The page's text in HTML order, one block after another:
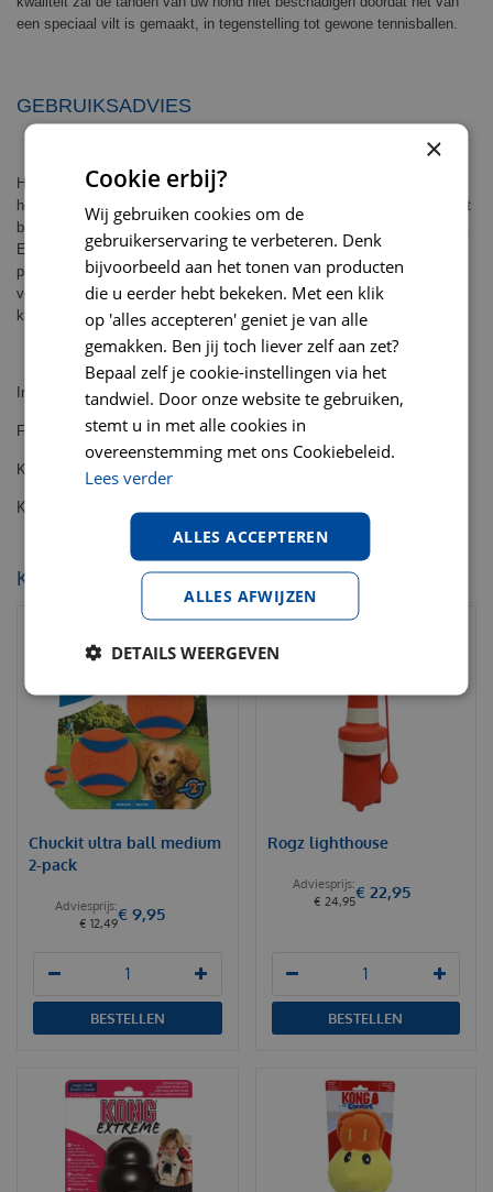
een speciaal vilt is gemaakt, in tegenstelling tot gewone tennisballen.
GEBRUIKSADVIES
Het hondenspeelgoed van Kong is sterk maar niet onverwoestbaar,
houd toezicht als uw hond ermee speelt. Vervang het speelgoed als het
beschadigd is om schade voor uw hond of leefomgeving te voorkomen.
Er zit geen slijtgarantie op hondenspeelgoed! Leg het af en toe een
poosje weg, zodat uw hond het weer spannend vindt als u het na
verloop van tijd teruggeeft. Dit hondenspeelgoed is niet bestemd voor
kinderen.
Inhoud net: 3 stuks
Formaat: Ø 6,2 cm
Kleur: geel met zwarte opdruk
Kong net a 3 tennisbal+piep medium
KIJK OOK EENS NAAR:
Chuckit ultra ball medium
2-pack
€ 12,49€ 9,95
BESTELLEN
Rogz lighthouse
€ 24,95€ 22,95
BESTELLEN
×
Cookie erbij?
Wij gebruiken cookies om de
gebruikerservaring te verbeteren. Denk
bijvoorbeeld aan het tonen van producten
die u eerder hebt bekeken. Met een klik
op 'alles accepteren' geniet je van alle
gemakken. Ben jij toch liever zelf aan zet?
Bepaal zelf je cookie-instellingen via het
tandwiel. Door onze website te gebruiken,
stemt u in met alle cookies in
overeenstemming met ons Cookiebeleid.
Lees verder
ALLES ACCEPTEREN
ALLES AFWIJZEN
DETAILS WEERGEVEN